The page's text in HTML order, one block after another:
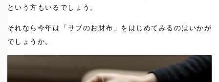
という方もいるでしょう。
それなら今年は「サブのお財布」をはじめてみるのはいかが
でしょうか。